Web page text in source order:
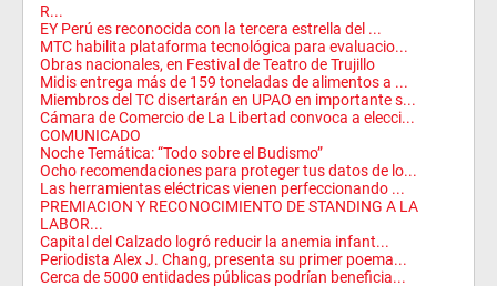
R...
EY Perú es reconocida con la tercera estrella del ...
MTC habilita plataforma tecnológica para evaluacio...
Obras nacionales, en Festival de Teatro de Trujillo
Midis entrega más de 159 toneladas de alimentos a ...
Miembros del TC disertarán en UPAO en importante s...
Cámara de Comercio de La Libertad convoca a elecci...
COMUNICADO
Noche Temática: “Todo sobre el Budismo”
Ocho recomendaciones para proteger tus datos de lo...
Las herramientas eléctricas vienen perfeccionando ...
PREMIACION Y RECONOCIMIENTO DE STANDING A LA
LABOR...
Capital del Calzado logró reducir la anemia infant...
Periodista Alex J. Chang, presenta su primer poema...
Cerca de 5000 entidades públicas podrían beneficia...